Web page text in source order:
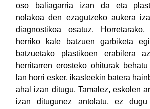
oso baliagarria izan da eta
nolakoa den ezagutzeko aukera
diagnostikoa osatuz.
herriko kale batzuen garbiketa
batzuetako plastikoen erabilera
herritarren erosteko ohiturak
lan horri esker, ikasleekin batera
ahal izan ditugu. Tamalez, eskolen
izan ditugunez antolatu, ez